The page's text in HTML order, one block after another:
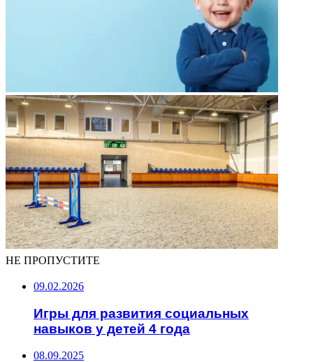
НЕ ПРОПУСТИТЕ
09.02.2026
Игры для развития социальных
навыков у детей 4 года
08.09.2025